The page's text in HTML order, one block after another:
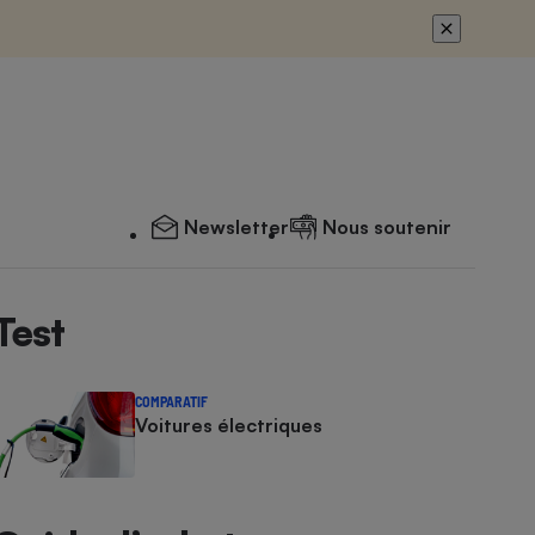
Newsletter Nous soutenir
COMPARATIF
Voitures électriques